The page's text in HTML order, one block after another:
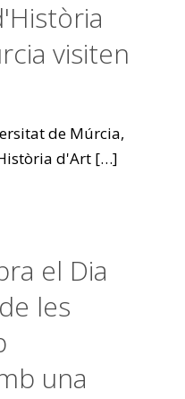
visiten
de Múrcia,
d'Art […]
el Dia
les
una